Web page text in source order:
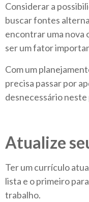
Considerar a
buscar fontes
encontrar uma nova
ser um fator
Com um
precisa passar por
desnecessário
Atualize
Ter um currículo
lista e o primeiro
trabalho.